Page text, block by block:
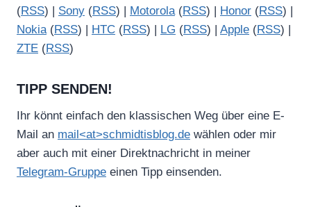
(RSS) | Sony (RSS) | Motorola(RSS) | Honor (RSS) |
Nokia(RSS) | HTC (RSS) | LG (RSS) | Apple (RSS) |
ZTE (RSS)
TIPP SENDEN!
Ihr könnt einfach den klassischen Weg über eine E-
Mail an mail<at>schmidtisblog.de wählen oder mir
aber auch mit einer Direktnachricht in meiner
Telegram-Gruppe einen Tipp einsenden.